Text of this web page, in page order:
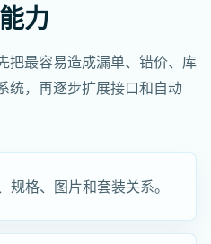
力
把最容易造成漏单、错价、库
统，再逐步扩展接口和自动
规格、图片和套装关系。